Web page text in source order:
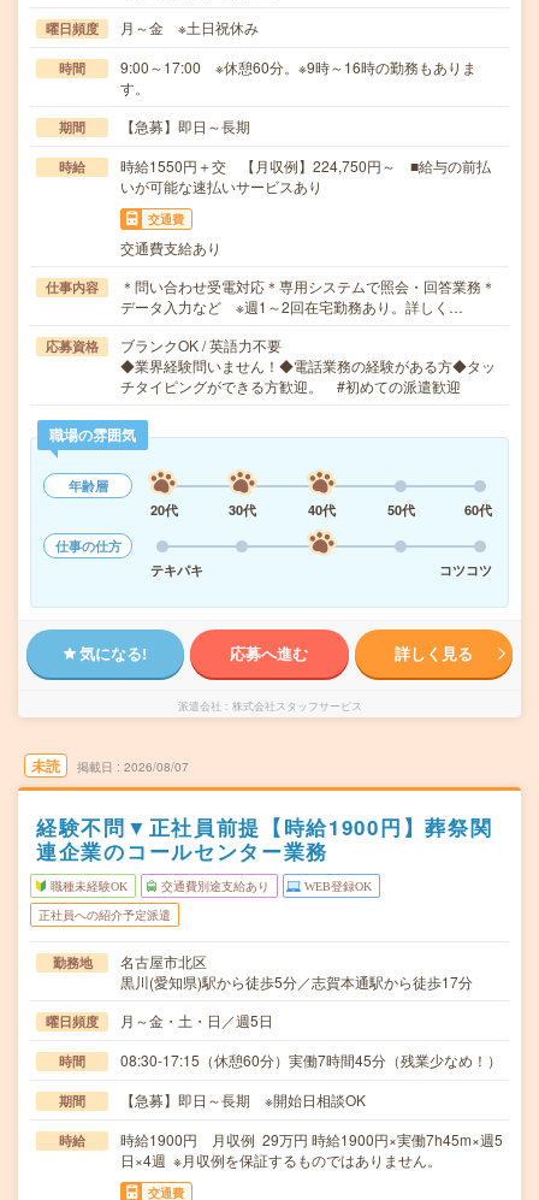
曜日頻度 月～金 ※土日祝休み
時間
9:00～17:00 ※休憩60分。※9時～16時の勤務もありま
す。
期間 【急募】即日～長期
時給
時給1550円＋交 【月収例】224,750円～ ■給与の前払
いが可能な速払いサービスあり
交通費
交通費支給あり
仕事内容
＊問い合わせ受電対応＊専用システムで照会・回答業務＊
データ入力など ※週1～2回在宅勤務あり。詳しく…
応募資格
ブランクOK / 英語力不要
◆業界経験問いません！◆電話業務の経験がある方◆タッ
チタイピングができる方歓迎。 #初めての派遣歓迎
職場の雰囲気
年齢層
20代
30代 40代 50代
60代
仕事の仕方
テキパキ
コツコツ
気になる! 応募へ進む 詳しく見る
派遣会社 株式会社スタッフサービス
未読 掲載日 2026/08/07
経験不問▼正社員前提【時給1900円】葬祭関
連企業のコールセンター業務
職種未経験OK 交通費別途支給あり WEB登録OK
正社員への紹介予定派遣
勤務地
名古屋市北区
黒川(愛知県)駅から徒歩5分／志賀本通駅から徒歩17分
曜日頻度 月～金・土・日／週5日
時間 08:30-17:15（休憩60分）実働7時間45分（残業少なめ！）
期間 【急募】即日～長期 ※開始日相談OK
時給
時給1900円 月収例 29万円 時給1900円×実働7h45m×週5
日×4週 ※月収例を保証するものではありません。
交通費